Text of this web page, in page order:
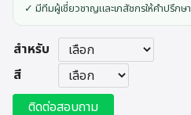
✓ มีทีมผู้เชี่ยวชาญและเภสัชกรให้คำปรึกษา
สำหรับ
สี
ติดต่อสอบถาม